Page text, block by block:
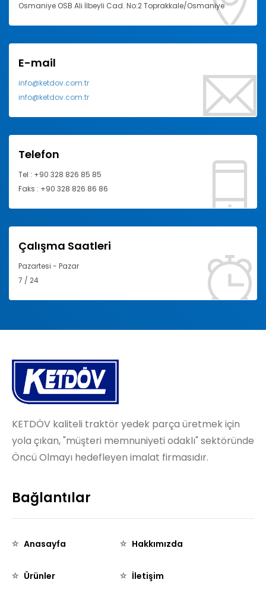
Osmaniye OSB Ali İlbeyli Cad. No:2 Toprakkale/Osmaniye
E-mail
info@ketdov.com.tr
info@ketdov.com.tr
Telefon
Tel : +90 328 826 85 85
Faks : +90 328 826 86 86
Çalışma Saatleri
Pazartesi - Pazar
7 / 24
KETDÖV kaliteli traktör yedek parça üretmek için
yola çıkan, "müşteri memnuniyeti odaklı" sektöründe
Öncü Olmayı hedefleyen imalat firmasıdır.
Bağlantılar
Anasayfa Hakkımızda
Ürünler İletişim